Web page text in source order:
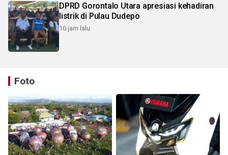
DPRD Gorontalo Utara apresiasi kehadiran
listrik di Pulau Dudepo
10 jam lalu
Foto